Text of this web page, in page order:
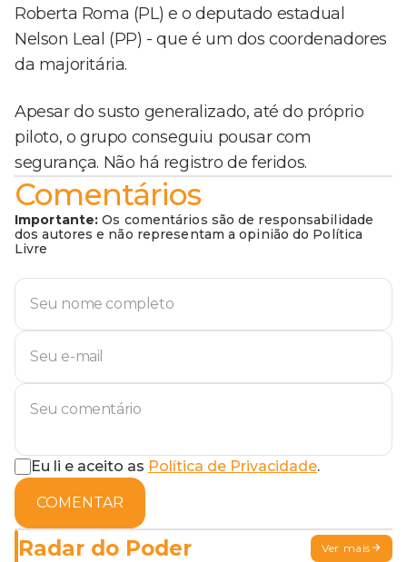
Roberta Roma (PL) e o deputado estadual
Nelson Leal (PP) - que é um dos coordenadores
da majoritária.
Apesar do susto generalizado, até do próprio
piloto, o grupo conseguiu pousar com
segurança. Não há registro de feridos.
Comentários
Importante: Os comentários são de responsabilidade
dos autores e não representam a opinião do Política
Livre
Eu li e aceito as Política de Privacidade.
COMENTAR
Radar do Poder Ver mais